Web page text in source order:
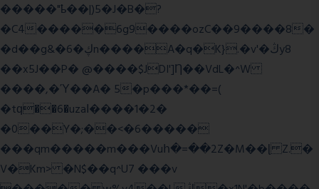
�����"ҍ��|)5�J�B�?
�C4�����6g9����ozC��9����8�
�d��g&�6�ڮn����A�q�K}.�v'�ڭy8
��x5J��P� @����$JDI']Ƞ��VdL�^W
����,�Ύ��A� 5�p���*��=(
�tԛ��6�uzaІ����1�2�
�0��Y�;��<�6�����
���qm�����m���Vuհ�=��2Z�M��ɭ Z.�
V�Km> �N$��q^U7 ���v